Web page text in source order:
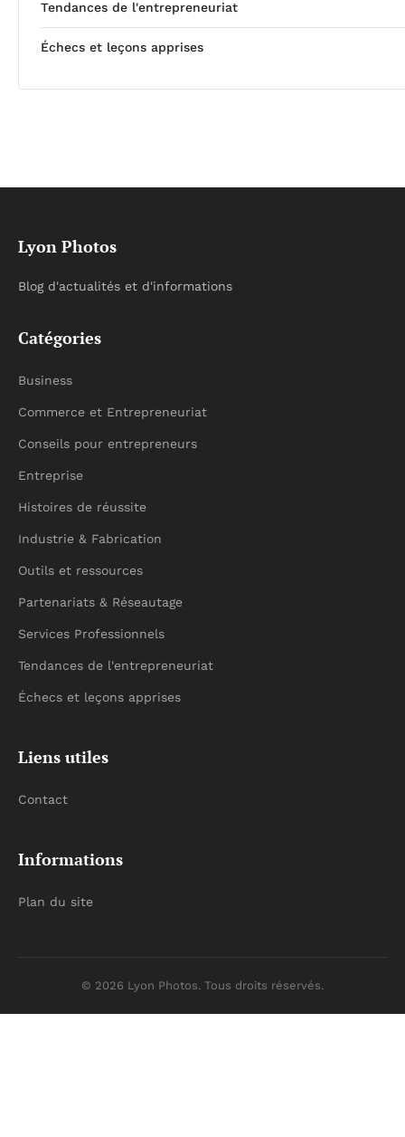
Tendances de l'entrepreneuriat
Échecs et leçons apprises
Lyon Photos
Blog d'actualités et d'informations
Catégories
Business
Commerce et Entrepreneuriat
Conseils pour entrepreneurs
Entreprise
Histoires de réussite
Industrie & Fabrication
Outils et ressources
Partenariats & Réseautage
Services Professionnels
Tendances de l'entrepreneuriat
Échecs et leçons apprises
Liens utiles
Contact
Informations
Plan du site
© 2026 Lyon Photos. Tous droits réservés.